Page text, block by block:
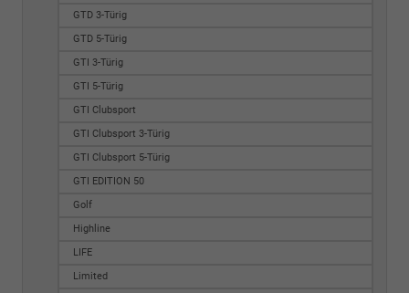
GTD 3-Türig
GTD 5-Türig
GTI 3-Türig
GTI 5-Türig
GTI Clubsport
GTI Clubsport 3-Türig
GTI Clubsport 5-Türig
GTI EDITION 50
Golf
Highline
LIFE
Limited